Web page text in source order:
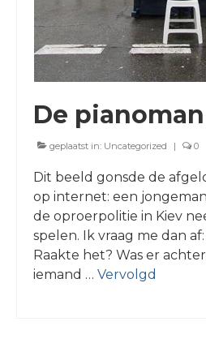
De pianoman
geplaatst in: Uncategorized | 0
Dit beeld gonsde de
op internet: een
de oproerpolitie in Kiev
spelen. Ik vraag me dan af:
Raakte het? Was er
iemand … Vervolgd